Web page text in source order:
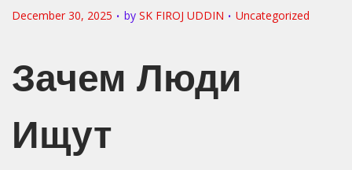
P
t
d
o
December 30, 2025 . by SK FIROJ UDDIN . P
Uncategorized
Зачем Люди
Ищут